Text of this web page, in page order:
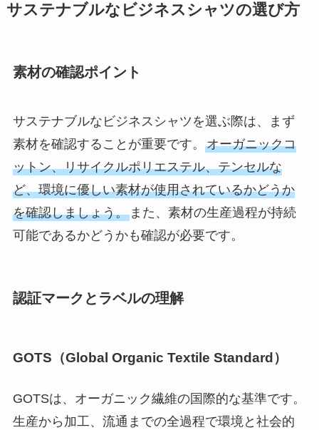
サステナブルなビジネスシャツの選び方
素材の確認ポイント
サステナブルなビジネスシャツを選ぶ際は、まず
素材を確認することが重要です。 オーガニックコ
ットン、リサイクルポリエステル、テンセルな
ど、環境に優しい素材が使用されているかどうか
を確認しましょう。また、素材の生産過程が持続
可能であるかどうかも確認が必要です。
認証マークとラベルの理解
GOTS（Global Organic Textile Standard）
GOTSは、オーガニック繊維の国際的な基準です。
生産から加工、流通までの全過程で環境と社会的